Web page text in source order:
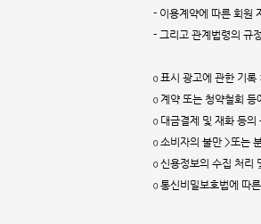
- 이용계약에 따른 회원
- 그리고 관계법령의 규
ο 표시 광고에 관한 기
ο 계약 또는 청약철회
ο 대금결제 및 재화 등
ο 소비자의 불만 >또는
ο 신용정보의 수집 처리
ο 통신비밀보호법에 따